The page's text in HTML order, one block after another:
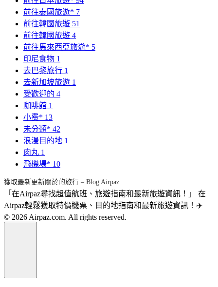
前往泰國旅遊* 7
前往韓國旅遊 51
前往韓國旅遊 4
前往馬來西亞旅遊* 5
印尼食物 1
去巴黎旅行 1
去新加坡旅遊 1
受歡迎的 4
咖啡館 1
小费* 13
未分類* 42
浪漫目的地 1
肉丸 1
飛機場* 10
獲取最新更新關於的旅行 – Blog Airpaz
「在Airpaz尋找超值航班、旅遊指南和最新旅遊資訊！」 在
Airpaz輕鬆獲取特價機票、目的地指南和最新旅遊資訊！✈️
© 2026 Airpaz.com. All rights reserved.